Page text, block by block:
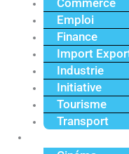
Commerce
Emploi
Finance
Import
Industrie
Initiative
Tourisme
Transport